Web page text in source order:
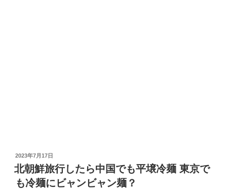
投
稿
日:
2023年7月17日
北朝鮮旅行したら中国でも平壌冷麺 東京で
も冷麺にビャンビャン麺？